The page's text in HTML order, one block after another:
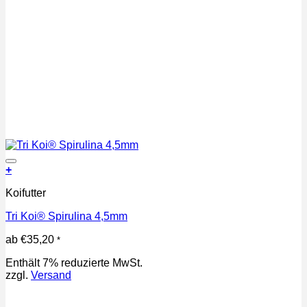
+
Produkt
mehrere
auf.
Optionen
können
Koifutter
Tri Koi® Spirulina 4,5mm
ab €35,20 *
Enthält 7% reduzierte MwSt.
zzgl. Versand